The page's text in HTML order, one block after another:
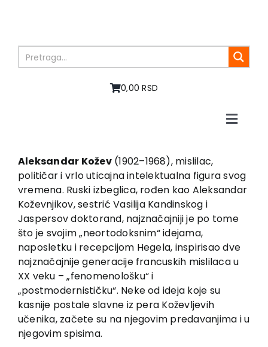
0,00 RSD
Toggle
About us
Books
In preparation
Sale
Authors
News
EU PROJECTS
Contact
Aleksandar Kožev(1902–1968), mislilac,
političar i vrlo uticajna intelektualna figura svog
vremena. Ruski izbeglica, rođen kao Aleksandar
Koževnjikov, sestrić Vasilija Kandinskog i
Jaspersov doktorand, najznačajniji je po tome
što je svojim „neortodoksnim“ idejama,
naposletku i recepcijom Hegela, inspirisao dve
najznačajnije generacije francuskih mislilaca u
XX veku – „fenomenološku“ i
„postmodernističku“. Neke od ideja koje su
kasnije postale slavne iz pera Koževljevih
učenika, začete su na njegovim predavanjima i u
njegovim spisima.